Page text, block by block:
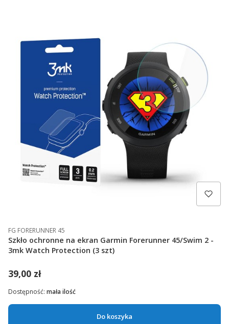
FG FORERUNNER 45
Szkło ochronne na ekran Garmin Forerunner 45/Swim 2 -
3mk Watch Protection (3 szt)
39,00 zł
Do koszyka
Dostępność: mała ilość